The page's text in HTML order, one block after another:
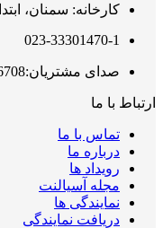
کارخانه: سمنان،
023-33301470-1
صدای مشتریان:36708-023
ارتباط با ما
تماس با ما
درباره ما
رویداد ها
مجله آسیالنت
نمایندگی ها
دریافت نمایندگی